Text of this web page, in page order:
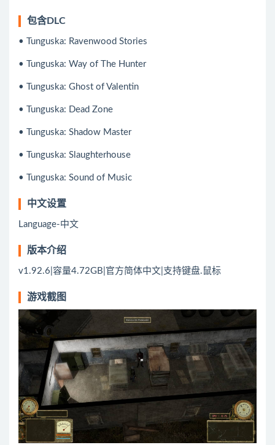
包含DLC
• Tunguska: Ravenwood Stories
• Tunguska: Way of The Hunter
• Tunguska: Ghost of Valentin
• Tunguska: Dead Zone
• Tunguska: Shadow Master
• Tunguska: Slaughterhouse
• Tunguska: Sound of Music
中文设置
Language-中文
版本介绍
v1.92.6|容量4.72GB|官方简体中文|支持键盘.鼠标
游戏截图